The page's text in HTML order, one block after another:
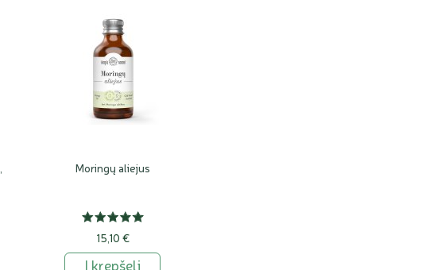
Moringų aliejus
15,10 €
Į krepšelį